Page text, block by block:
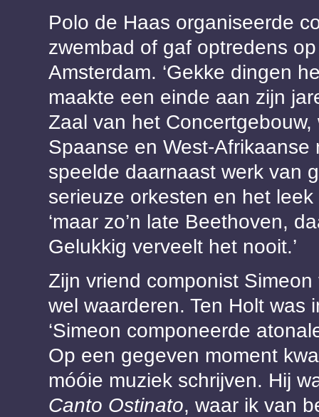
Polo de Haas organiseerde
zwembad of gaf optredens
Amsterdam. ‘Gekke dingen
maakte een einde aan zijn
Zaal van het
Spaanse en West-
speelde daarnaast werk van
serieuze orkesten en het
‘maar zo’n late Beethoven,
Gelukkig verveelt het nooit.’
Zijn vriend componist
wel waarderen. Ten Holt was
‘Simeon componeerde
Op een gegeven moment
móóie muziek schrijven. Hij
Canto Ostinato, waar ik van